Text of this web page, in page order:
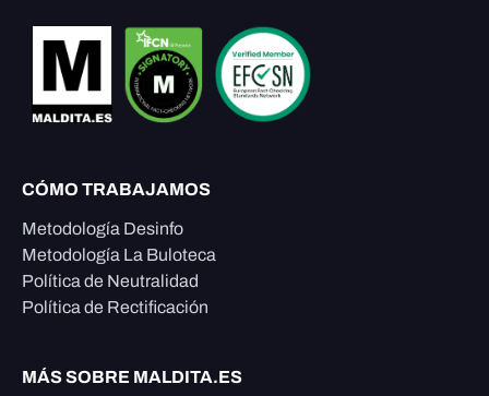
CÓMO TRABAJAMOS
Metodología Desinfo
Metodología La Buloteca
Política de Neutralidad
Política de Rectificación
MÁS SOBRE MALDITA.ES